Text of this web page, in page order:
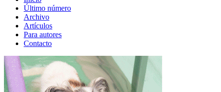
Último número
Archivo
Artículos
Para autores
Contacto